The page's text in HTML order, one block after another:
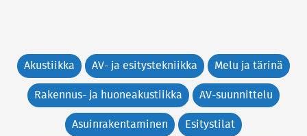
Akustiikka AV- ja esitystekniikka Melu ja tärinä
Rakennus- ja huoneakustiikka AV-suunnittelu
Asuinrakentaminen Esitystilat